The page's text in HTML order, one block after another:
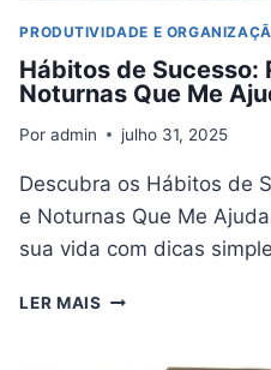
PRODUTIVIDADE E
Hábitos de Sucesso:
Noturnas Que Me
Por admin julho 31, 2025
Descubra os Hábitos de
e Noturnas Que Me
sua vida com dicas
LER MAIS HÁBITOS